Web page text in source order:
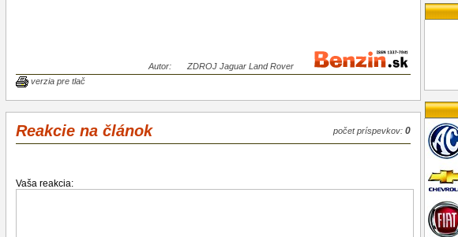
Autor:
ZDROJ Jaguar Land Rover
verzia pre tlač
Reakcie na článok počet príspevkov: 0
Vaša reakcia: